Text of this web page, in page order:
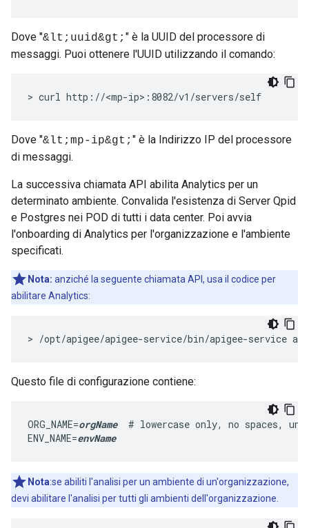
Dove "&lt;uuid&gt; " è la UUID del processore di
messaggi. Puoi ottenere l'UUID utilizzando il comando:
> curl http://<mp-ip>:8082/v1/servers/self
Dove "&lt;mp-ip&gt; " è la Indirizzo IP del processore
di messaggi.
La successiva chiamata API abilita Analytics per un
determinato ambiente. Convalida l'esistenza di Server Qpid
e Postgres nei POD di tutti i data center. Poi avvia
l'onboarding di Analytics per l'organizzazione e l'ambiente
specificati.
Nota: anziché la seguente chiamata API, usa il codice per
abilitare Analytics:
> /opt/apigee/apigee-service/bin/apigee-service
Questo file di configurazione contiene:
ORG_NAME=orgName
# lowercase only, no spaces,
ENV_NAME=envName
Nota:se abiliti l'analisi per un ambiente di un'organizzazione,
devi abilitare l'analisi per tutti gli ambienti dell'organizzazione.